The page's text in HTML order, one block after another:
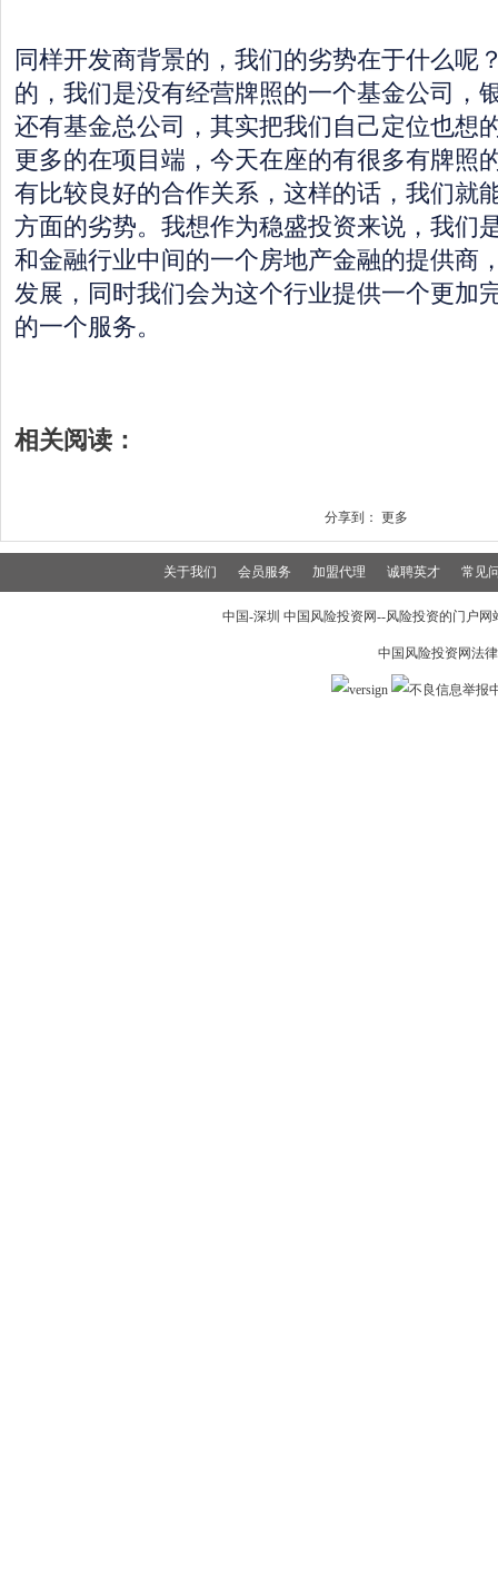
同样开发商背景的，我们的劣势在于什么呢
的，我们是没有经营牌照的一个基金公司，
还有基金总公司，其实把我们自己定位也想
更多的在项目端，今天在座的有很多有牌照
有比较良好的合作关系，这样的话，我们就
方面的劣势。我想作为稳盛投资来说，我们
和金融行业中间的一个房地产金融的提供商
发展，同时我们会为这个行业提供一个更加
的一个服务。
相关阅读：
分享到： 更多
关于我们 会员服务 加盟代理 诚聘英才 常见
中国-深圳 中国风险投资网--风险投资的门户
中国风险投资网法